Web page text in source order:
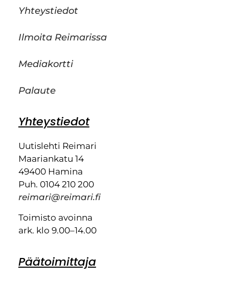
Yhteystiedot
Ilmoita Reimarissa
Mediakortti
Palaute
Yhteystiedot
Uutislehti Reimari
Maariankatu 14
49400 Hamina
Puh. 0104 210 200
reimari@reimari.fi
Toimisto avoinna
ark. klo 9.00–14.00
Päätoimittaja